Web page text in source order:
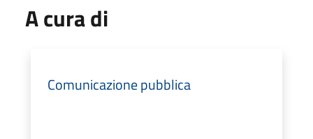
A cura di
Comunicazione pubblica